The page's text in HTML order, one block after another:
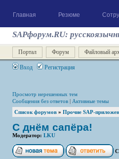
Главная Резюме
SAPфорум.RU:
Портал Форум Файловый
Вход Регистрация
Просмотр нерешенных тем
Сообщения без ответов | Активные темы
Список форумов » Прочие SAP-
С днём сапёра!
Модератор: LKU